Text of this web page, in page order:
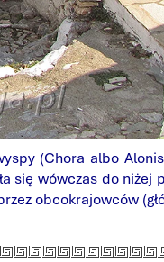
(Chora albo
się wówczas do niżej
obcokrajowców